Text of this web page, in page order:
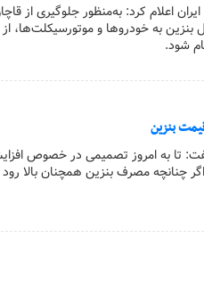
اعلام کرد: به‌منظور جلوگیری از
به خودروها و موتورسیکلت‌ها، از
شود.
بنزین
تا به امروز تصمیمی در خصوص
چنانچه مصرف بنزین همچنان بالا رود